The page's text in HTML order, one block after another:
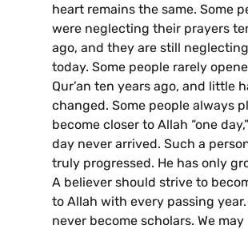
heart remains the same. Some
were neglecting their prayers
ago, and they are still
today. Some people rarely
Qur’an ten years ago, and little
changed. Some people always
become closer to Allah “one
day never arrived. Such a
truly progressed. He has only
A believer should strive to
to Allah with every passing year.
never become scholars. We